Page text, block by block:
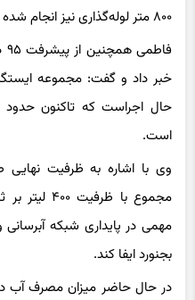
۸۰۰ متر لوله‌گذاری نیز انجام شده است.
خبر داد و گفت: مجموعه
است.
وی با اشاره به ظرفیت نهایی
مجموع با
مهمی در پایداری شبکه
بجنورد ایفا کند.